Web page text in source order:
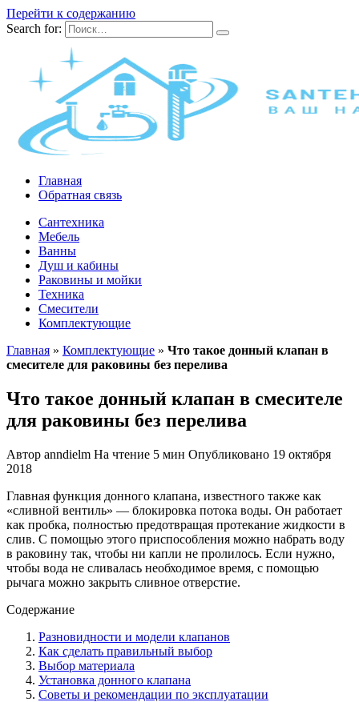
Перейти к содержанию
Search for:
Главная
Обратная связь
Сантехника
Мебель
Ванны
Душ и кабины
Раковины и мойки
Техника
Смесители
Комплектующие
Главная » Комплектующие » Что такое донный клапан в
смесителе для раковины без перелива
Что такое донный клапан в смесителе
для раковины без перелива
Автор anndielm На чтение 5 мин Опубликовано 19 октября
2018
Главная функция донного клапана, известного также как
«сливной вентиль» — блокировка потока воды. Он работает
как пробка, полностью предотвращая протекание жидкости в
слив. С помощью этого приспособления можно набрать воду
в раковину так, чтобы ни капли не пролилось. Если нужно,
чтобы вода не сливалась необходимое время, с помощью
рычага можно закрыть сливное отверстие.
Содержание
Разновидности и модели клапанов
Как сделать правильный выбор
Выбор материала
Установка донного клапана
Советы и рекомендации по эксплуатации